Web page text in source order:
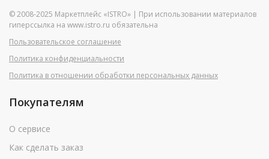
© 2008-2025 Маркетплейс «ISTRO» | При использовании материалов
гиперссылка на www.istro.ru обязательна
Пользовательское соглашение
Политика конфиденциальности
Политика в отношении обработки персональных данных
Покупателям
О сервисе
Как сделать заказ